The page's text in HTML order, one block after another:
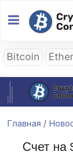
Bitcoin
Главная /
Счет на